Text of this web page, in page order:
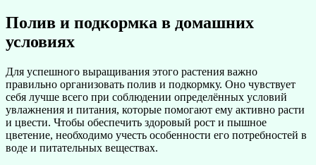
Полив и подкормка в домашних
условиях
Для успешного выращивания этого растения важно
правильно организовать полив и подкормку. Оно чувствует
себя лучше всего при соблюдении определённых условий
увлажнения и питания, которые помогают ему активно расти
и цвести. Чтобы обеспечить здоровый рост и пышное
цветение, необходимо учесть особенности его потребностей в
воде и питательных веществах.